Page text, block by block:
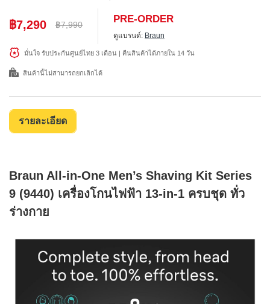
฿7,290 ฿7,990 PRE-ORDER
ดูแบรนด์: Braun
มั่นใจ รับประกันศูนย์ไทย 3 เดือน | คืนสินค้าได้ภายใน 14 วัน
สินค้านี้ไม่สามารถยกเลิกได้
รายละเอียด
Braun All‑in‑One Men’s Shaving Kit Series
9 (9440) เครื่องโกนไฟฟ้า 13‑in‑1 ครบชุด ทั่ว
ร่างกาย